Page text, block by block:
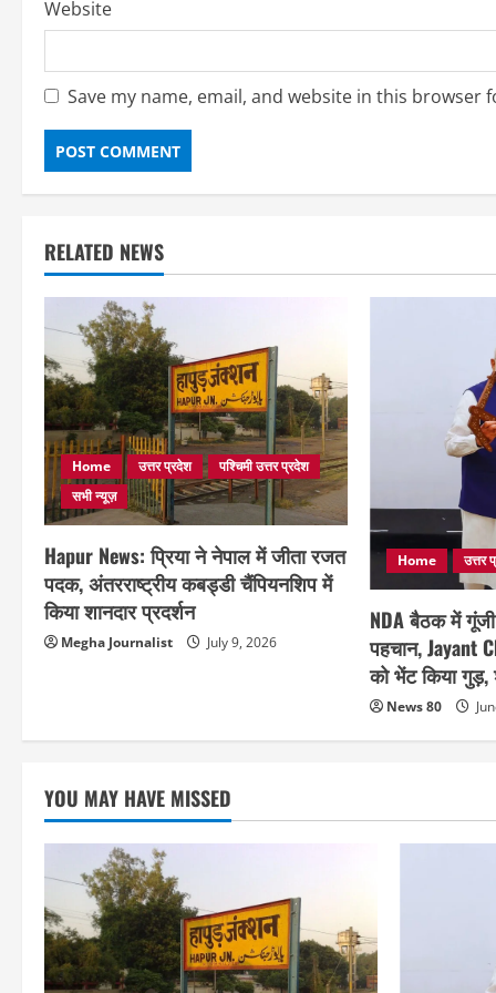
Website
Save my name, email, and website in this browser
RELATED NEWS
Home उत्तर प्रदेश
पश्चिमी उत्तर प्रदेश
सभी न्यूज़
Hapur News: प्रिया ने नेपाल में जीता रजत
पदक, अंतरराष्ट्रीय कबड्डी चैंपियनशिप में
किया शानदार प्रदर्शन
Megha Journalist July 9, 2026
Home उत्तर
NDA बैठक में
पहचान, Jayant
को भेंट किया
News 80
YOU MAY HAVE MISSED